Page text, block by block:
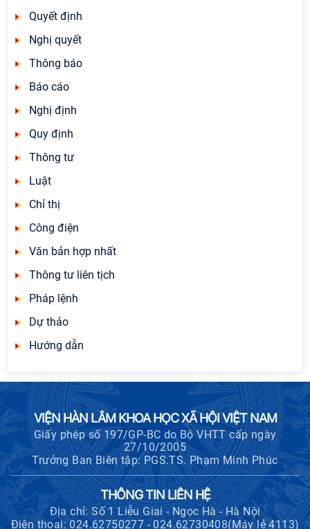
Quyết định
Nghị quyết
Thông báo
Báo cáo
Nghị định
Quy định
Thông tư
Luật
Chỉ thị
Công điện
Văn bản hợp nhất
Thông tư liên tịch
Pháp lệnh
Dự thảo
Hướng dẫn
VIỆN HÀN LÂM KHOA HỌC XÃ HỘI VIỆT NAM
Giấy phép số 197/GP-BC do Bộ VHTT cấp ngày
27/10/2005
Trưởng Ban Biên tập: PGS.TS. Phạm Minh Phúc
THÔNG TIN LIÊN HỆ
Địa chỉ: Số 1 Liễu Giai - Ngọc Hà - Hà Nội
Điện thoại: 024.62750277 - 024.62730408(Máy lẻ 4113)